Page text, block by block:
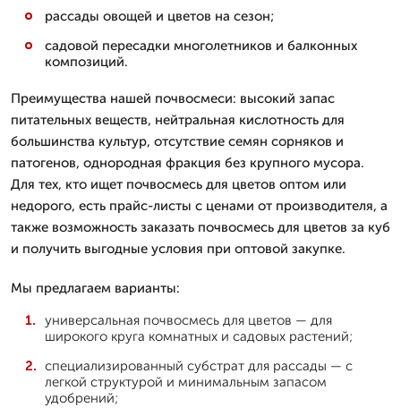
рассады овощей и цветов на сезон;
садовой пересадки многолетников и балконных
композиций.
Преимущества нашей почвосмеси: высокий запас
питательных веществ, нейтральная кислотность для
большинства культур, отсутствие семян сорняков и
патогенов, однородная фракция без крупного мусора.
Для тех, кто ищет почвосмесь для цветов оптом или
недорого, есть прайс-листы с ценами от производителя, а
также возможность заказать почвосмесь для цветов за куб
и получить выгодные условия при оптовой закупке.
Мы предлагаем варианты:
универсальная почвосмесь для цветов — для
широкого круга комнатных и садовых растений;
специализированный субстрат для рассады — с
легкой структурой и минимальным запасом
удобрений;